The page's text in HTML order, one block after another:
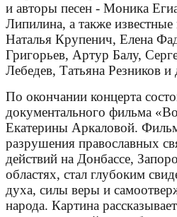
и авторы песен - Моника
Липилина, а также
Наталья Крупенич, Елена
Григорьев, Артур Балу,
Лебедев, Татьяна Резников и
По окончании концерта
документального фильма
Екатерины Аркаловой.
разрушения православных
действий на Донбассе,
областях, стал глубоким
духа, силы веры и
народа. Картина